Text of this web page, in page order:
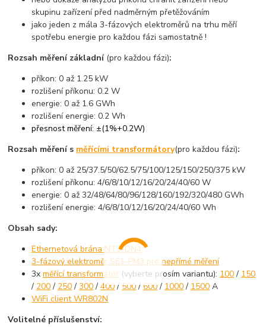
skupinu zařízení před nadměrným přetěžováním
jako jeden z mála 3-fázových elektroměrů na trhu měří
spotřebu energie pro každou fázi samostatně !
Rozsah měření základní (pro každou fázi):
příkon: 0 až 1.25 kW
rozlišení příkonu: 0.2 W
energie: 0 až 1.6 GWh
rozlišení energie: 0.2 Wh
přesnost měření: ±(1%+0.2W)
Rozsah měření s měřícími transformátory(pro každou fázi):
příkon: 0 až 25/37.5/50/62.5/75/100/125/150/250/375 kW
rozlišení příkonu: 4/6/8/10/12/16/20/24/40/60 W
energie: 0 až 32/48/64/80/96/128/160/192/320/480 GWh
rozlišení energie: 4/6/8/10/12/16/20/24/40/60 Wh
Obsah sady:
Ethernetová brána NT3-DN4
3-fázový elektroměr SE1-PM3 pro nepřímé měření
3xměřící transformátor (vyberte prosím variantu): 100 / 150
/ 200 / 250 /300 /400 / 500 /600 / 1000 / 1500 A
WiFi client WR802N
Volitelné příslušenství: